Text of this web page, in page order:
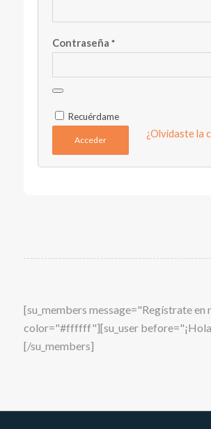
Contraseña *
Recuérdame
Acceder
¿Olvidaste la
[su_members message="Regístrate en
color="#ffffff"][su_user
[/su_members]